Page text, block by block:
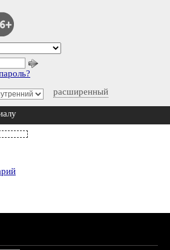
расширенный